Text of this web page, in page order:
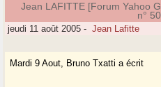
Jean LAFITTE [Forum Yahoo
n°
jeudi 11 août 2005 - Jean Lafitte
Mardi 9 Aout, Bruno Txatti a écrit